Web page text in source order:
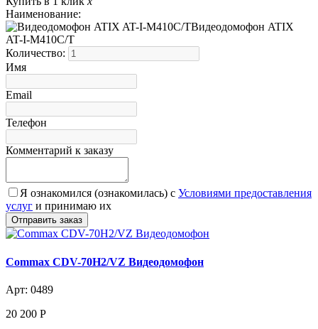
Наименование:
Видеодомофон ATIX
AT-I-М410C/T
Количество:
Имя
Email
Телефон
Комментарий к заказу
Я ознакомился (ознакомилась) с Условиями предоставления
услуг и принимаю их
Commax CDV-70H2/VZ Видеодомофон
Арт: 0489
20 200 Р